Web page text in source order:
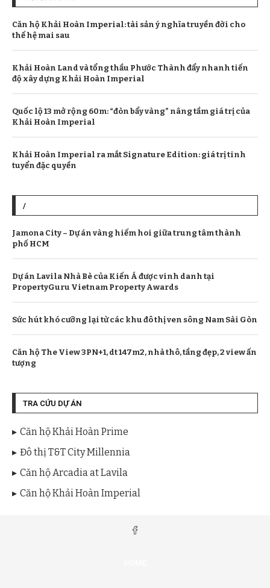
Căn hộ Khải Hoàn Imperial: tài sản ý nghĩa truyền đời cho
thế hệ mai sau
Khải Hoàn Land và tổng thầu Phước Thành đẩy nhanh tiến
độ xây dựng Khải Hoàn Imperial
Quốc lộ 13 mở rộng 60m: “đòn bẩy vàng” nâng tầm giá trị của
Khải Hoàn Imperial
Khải Hoàn Imperial ra mắt Signature Edition: giá trị tinh
tuyển đặc quyền
/
​Jamona City – Dự án vàng hiếm hoi giữa trung tâm thành
phố HCM
Dự án Lavila Nhà Bè của Kiến Á được vinh danh tại
PropertyGuru Vietnam Property Awards
Sức hút khó cưỡng lại từ các khu đô thị ven sông Nam Sài Gòn
Căn hộ The View 3PN+1, dt 147m2, nhà thô, tầng đẹp, 2 view ấn
tượng
TRA CỨU DỰ ÁN
Căn hộ Khải Hoàn Prime
Đô thị T&T City Millennia
Căn hộ Arcadia at Lavila
Căn hộ Khải Hoàn Imperial